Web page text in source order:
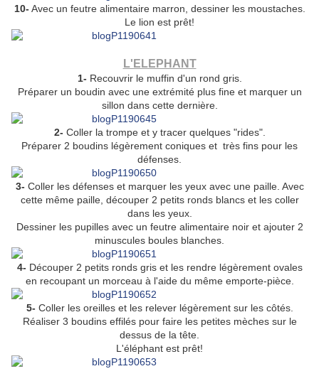
10- Avec un feutre alimentaire marron, dessiner les moustaches.
Le lion est prêt!
L'ELEPHANT
1- Recouvrir le muffin d'un rond gris.
Préparer un boudin avec une extrémité plus fine et marquer un
sillon dans cette dernière.
2- Coller la trompe et y tracer quelques "rides".
Préparer 2 boudins légèrement coniques et très fins pour les
défenses.
3- Coller les défenses et marquer les yeux avec une paille. Avec
cette même paille, découper 2 petits ronds blancs et les coller
dans les yeux.
Dessiner les pupilles avec un feutre alimentaire noir et ajouter 2
minuscules boules blanches.
4- Découper 2 petits ronds gris et les rendre légèrement ovales
en recoupant un morceau à l'aide du même emporte-pièce.
5- Coller les oreilles et les relever légèrement sur les côtés.
Réaliser 3 boudins effilés pour faire les petites mèches sur le
dessus de la tête.
L'éléphant est prêt!